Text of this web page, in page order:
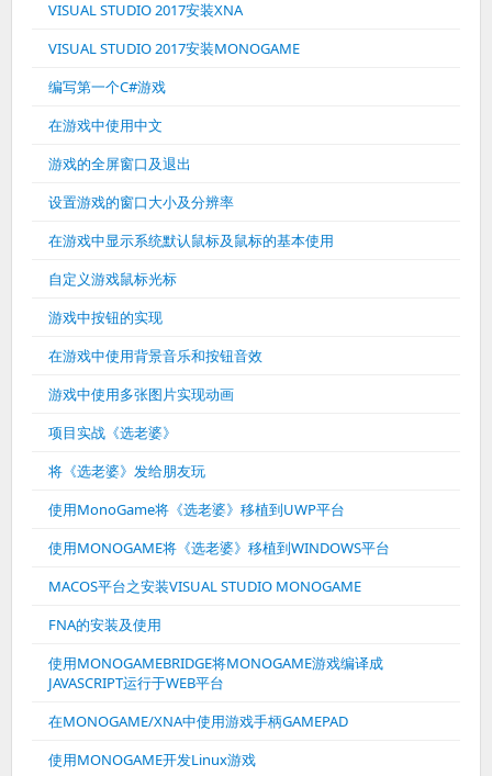
VISUAL STUDIO 2017安装XNA
VISUAL STUDIO 2017安装MONOGAME
编写第一个C#游戏
在游戏中使用中文
游戏的全屏窗口及退出
设置游戏的窗口大小及分辨率
在游戏中显示系统默认鼠标及鼠标的基本使用
自定义游戏鼠标光标
游戏中按钮的实现
在游戏中使用背景音乐和按钮音效
游戏中使用多张图片实现动画
项目实战《选老婆》
将《选老婆》发给朋友玩
使用MonoGame将《选老婆》移植到UWP平台
使用MONOGAME将《选老婆》移植到WINDOWS平台
MACOS平台之安装VISUAL STUDIO MONOGAME
FNA的安装及使用
使用MONOGAMEBRIDGE将MONOGAME游戏编译成
JAVASCRIPT运行于WEB平台
在MONOGAME/XNA中使用游戏手柄GAMEPAD
使用MONOGAME开发Linux游戏